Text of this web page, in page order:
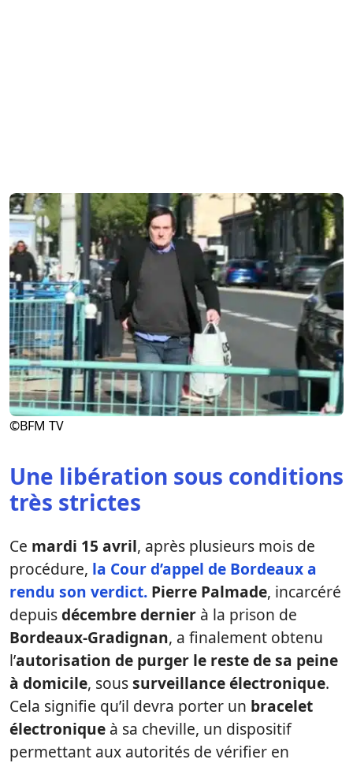
©BFM TV
Une libération sous conditions
très strictes
Ce mardi 15 avril, après plusieurs mois de
procédure, la Cour d’appel de Bordeauxa
rendu son verdict. Pierre Palmade, incarcéré
depuisdécembre dernier à la prison de
Bordeaux-Gradignan, a finalement obtenu
l’autorisation de purger le reste de sa peine
à domicile, soussurveillance électronique.
Cela signifie qu’il devra porter un bracelet
électronique à sa cheville, un dispositif
permettant aux autorités de vérifier en